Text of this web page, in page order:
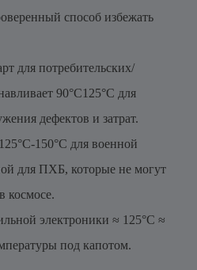
способ избежать
для потребительских/
90°C125°C для
дефектов и затрат.
150°C для военной
для ПХБ, которые не могут
космосе.
электроники ≈ 125°C ≈
под капотом.